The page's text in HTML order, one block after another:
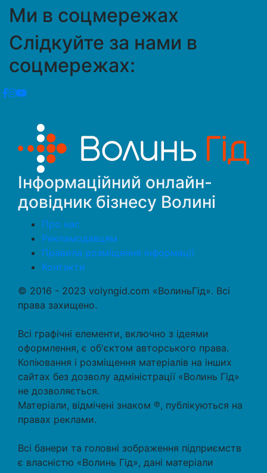
Ми в соцмережах
Слідкуйте за нами в
соцмережах:
Інформаційний онлайн-
довідник бізнесу Волині
Про нас
Рекламодавцям
Правила розміщення інформації
Контакти
© 2016 - 2023 volyngid.com «ВолиньГід». Всі
права захищено.
Всі графічні елементи, включно з ідеями
оформлення, є об'єктом авторського права.
Копіювання і розміщення матеріалів на інших
сайтах без дозволу адміністрації «Волинь Гід»
не дозволяється.
Матеріали, відмічені знаком ℗, публікуються на
правах реклами.
Всі банери та головні зображення підприємств
є власністю «Волинь Гід», дані матеріали